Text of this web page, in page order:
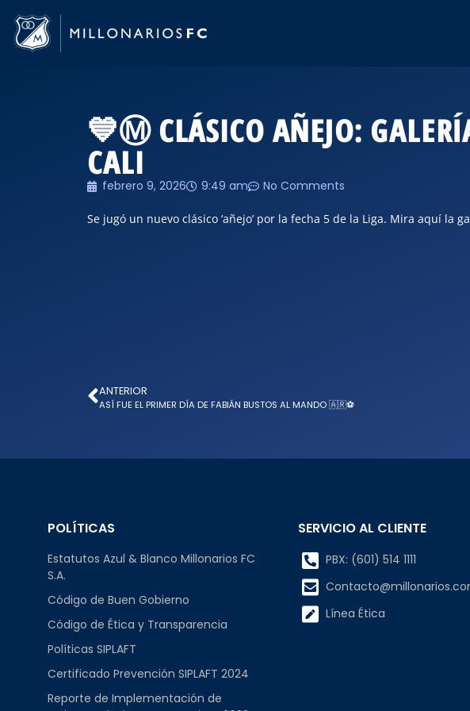
💙Ⓜ️ CLÁSICO AÑEJO:
CALI
febrero 9, 2026 9:49 am No Comments
Se jugó un nuevo clásico ‘añejo’ por la fecha 5 de la Liga. Mira aquí
ANTERIOR
ASÍ FUE EL PRIMER DÍA DE FABIÁN BUSTOS AL MANDO 🇦🇷⚽️
POLÍTICAS
Estatutos Azul & Blanco Millonarios FC
S.A.
Código de Buen Gobierno
Código de Ética y Transparencia
Políticas SIPLAFT
Certificado Prevención SIPLAFT 2024
Reporte de Implementación de
SERVICIO AL CLIENTE
PBX: (601) 514 1111
Línea Ética